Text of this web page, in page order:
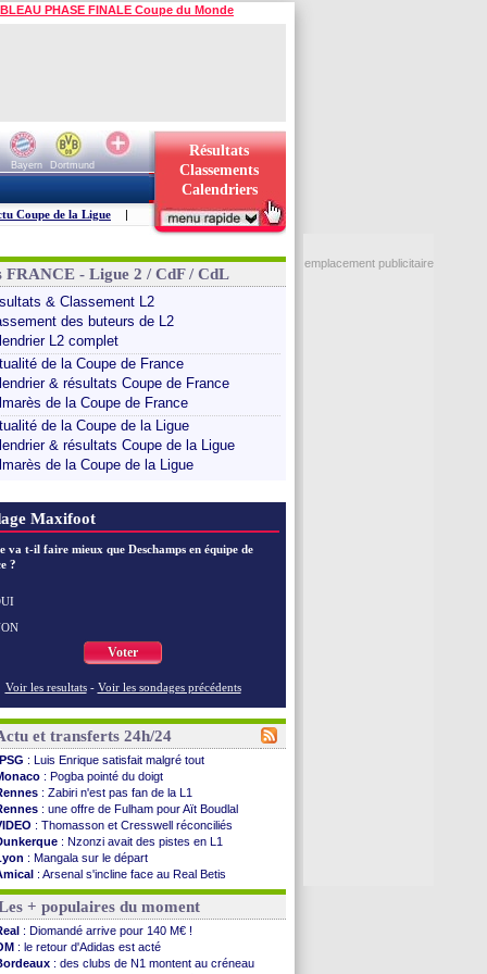
PHASE FINALE Coupe du Monde
Bayern
Dortmund
Résultats
Classements
Calendriers
Coupe de la Ligue |
FRANCE - Ligue 2 / CdF / CdL
& Classement L2
des buteurs de L2
L2 complet
de la Coupe de France
& résultats Coupe de France
de la Coupe de France
de la Coupe de la Ligue
& résultats Coupe de la Ligue
de la Coupe de la Ligue
Maxifoot
va t-il faire mieux que Deschamps en équipe de
?
Voter
Voir les resultats - Voir les sondages précédents
et transferts 24h/24
PSG : Luis Enrique satisfait malgré tout
: Pogba pointé du doigt
: Zabiri n'est pas fan de la L1
: une offre de Fulham pour Aït Boudlal
: Thomasson et Cresswell réconciliés
: Nzonzi avait des pistes en L1
: Mangala sur le départ
: Arsenal s'incline face au Real Betis
: lourde défaite pour le PSG
City: Maresca flou pour Reijnders
: Fenerbahçe prend une belle option
Diriyah: Mbemba arrive libre (officiel)
: le plan d'Alvarez à son retour
+ populaires du moment
: Diomandé arrive pour 140 M€ !
: le retour d'Adidas est acté
: des clubs de N1 montent au créneau
emplacement publicitaire